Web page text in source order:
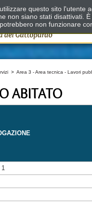
> Area 3 - Area tecnica - Lavori
ABITATO
1
questo sito l'utente
non siano stati disattivati.
non funzionare